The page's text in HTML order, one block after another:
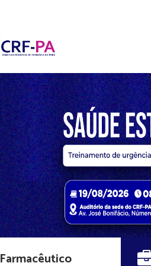
Farmacêutico